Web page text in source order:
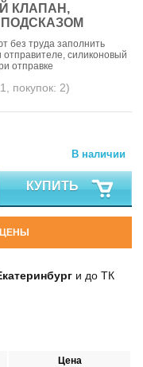
КЛАПАН,
ПОДСКАЗОМ
без труда заполнить
силиконовый
отправке
1, покупок: 2)
В наличии
КУПИТЬ
и до ТК
Цена